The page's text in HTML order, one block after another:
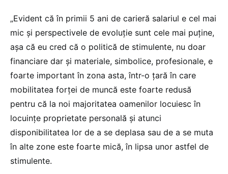
„Evident că în primii 5 ani de carieră salariul e cel mai
mic și perspectivele de evoluție sunt cele mai puține,
așa că eu cred că o politică de stimulente, nu doar
financiare dar și materiale, simbolice, profesionale, e
foarte important în zona asta, într-o țară în care
mobilitatea forței de muncă este foarte redusă
pentru că la noi majoritatea oamenilor locuiesc în
locuințe proprietate personală și atunci
disponibilitatea lor de a se deplasa sau de a se muta
în alte zone este foarte mică, în lipsa unor astfel de
stimulente.